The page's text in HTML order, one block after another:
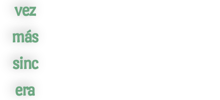
vez
más
sinc
era